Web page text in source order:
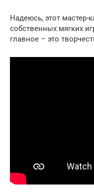
Надеюсь, этот мастер-
собственных мягких
главное – это